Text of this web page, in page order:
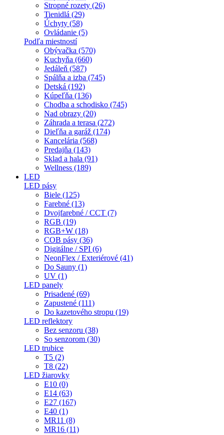
Stropné rozety (26)
Tienidlá (29)
Úchyty (58)
Ovládanie (5)
Podľa miestností
Obývačka (570)
Kuchyňa (660)
Jedáleň (587)
Spálňa a izba (745)
Detská (192)
Kúpeľňa (136)
Chodba a schodisko (745)
Nad obrazy (20)
Záhrada a terasa (272)
Dieľňa a garáž (174)
Kancelária (568)
Predajňa (143)
Sklad a hala (91)
Wellness (189)
LED
LED pásy
Biele (125)
Farebné (13)
Dvojfarebné / CCT (7)
RGB (19)
RGB+W (18)
COB pásy (36)
Digitálne / SPI (6)
NeonFlex / Exteriérové (41)
Do Sauny (1)
UV (1)
LED panely
Prisadené (69)
Zapustené (111)
Do kazetového stropu (19)
LED reflektory
Bez senzoru (38)
So senzorom (30)
LED trubice
T5 (2)
T8 (22)
LED žiarovky
E10 (0)
E14 (63)
E27 (167)
E40 (1)
MR11 (8)
MR16 (11)